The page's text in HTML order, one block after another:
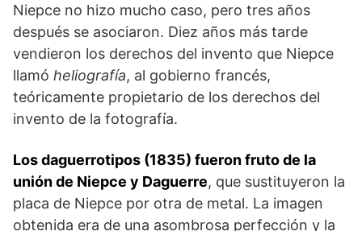
Niepce no hizo mucho caso, pero tres años
después se asociaron. Diez años más tarde
vendieron los derechos del invento que Niepce
llamó heliografía, al gobierno francés,
teóricamente propietario de los derechos del
invento de la fotografía.
Los daguerrotipos (1835) fueron fruto de la
unión de Niepce y Daguerre, que sustituyeron la
placa de Niepce por otra de metal. La imagen
obtenida era de una asombrosa perfección y la